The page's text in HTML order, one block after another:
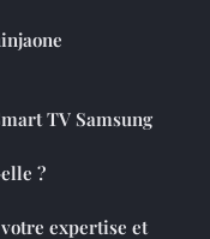
TV Samsung
?
expertise et